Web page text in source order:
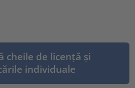
cheile de licență și
individuale